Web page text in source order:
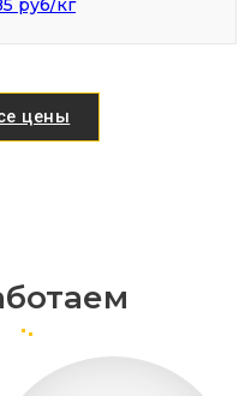
руб/кг
цены